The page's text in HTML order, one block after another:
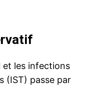
et les infections
(IST) passe par